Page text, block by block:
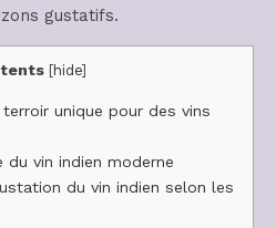
gustatifs.
[hide]
unique pour des vins
du vin indien moderne
du vin indien selon les